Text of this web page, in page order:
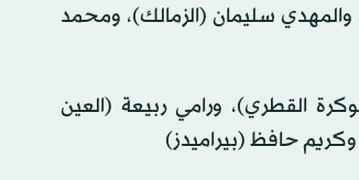
سليمان (الزمالك)، ومحمد
القطري)، ورامي ربيعة (العين
حافظ (بيراميدز)